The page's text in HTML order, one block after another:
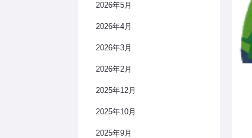
2026年5月
2026年4月
2026年3月
2026年2月
2025年12月
2025年10月
2025年9月